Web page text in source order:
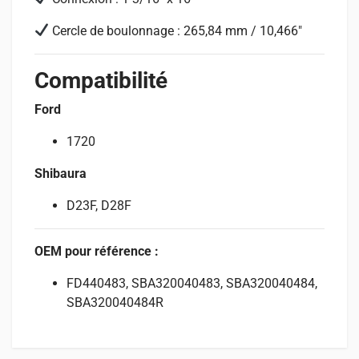
Cercle de boulonnage : 265,84 mm / 10,466″
Compatibilité
Ford
1720
Shibaura
D23F, D28F
OEM pour référence :
FD440483, SBA320040483, SBA320040484,
SBA320040484R